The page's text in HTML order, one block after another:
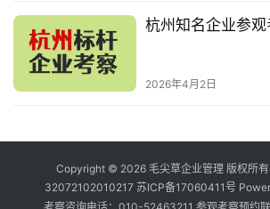
杭州知名企业参
2026年4月2日
Copyright © 2026 毛尖草企业管理 版权所有
32072102010217 苏ICP备17060411号